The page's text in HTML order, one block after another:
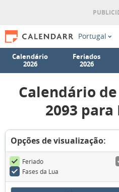
Portugal
Calendário
2026
Feriados
2026
Calendário
2093
Opções de visualização:
Feriado
Fases da Lua